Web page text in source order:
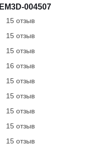
EM3D-004507
15 отзыв
15 отзыв
15 отзыв
16 отзыв
15 отзыв
15 отзыв
15 отзыв
15 отзыв
15 отзыв